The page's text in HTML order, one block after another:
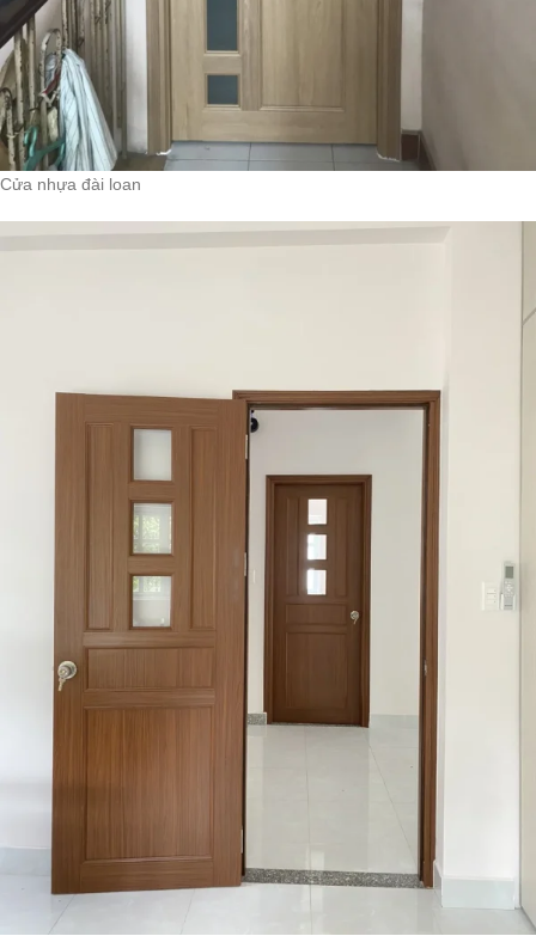
Cửa nhựa đài loan